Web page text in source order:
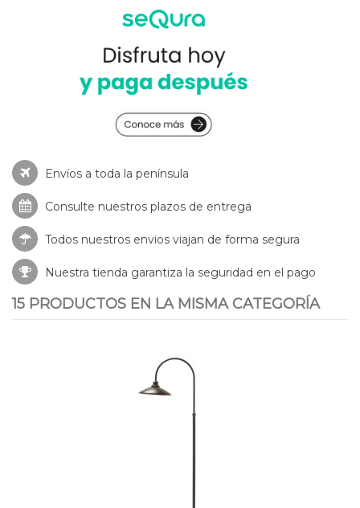
Envíos a toda la península
Consulte nuestros plazos de entrega
Todos nuestros envios viajan de forma segura
Nuestra tienda garantiza la seguridad en el pago
15 PRODUCTOS EN LA MISMA CATEGORÍA